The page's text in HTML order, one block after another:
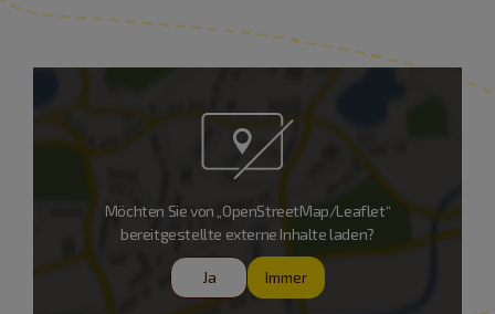
Möchten Sie von „OpenStreetMap/Leaflet“
bereitgestellte externe Inhalte laden?
Ja Immer